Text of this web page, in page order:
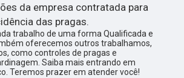
da empresa contratada para
das pragas.
trabalho de uma forma Qualificada e
oferecemos outros trabalhamos,
como controles de pragas e
Saiba mais entrando em
Teremos prazer em atender você!